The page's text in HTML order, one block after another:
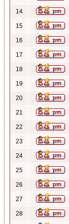
14
15
16
17
18
19
20
21
22
23
24
25
26
27
28